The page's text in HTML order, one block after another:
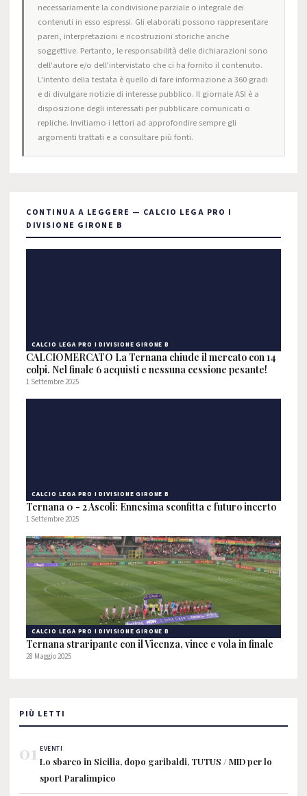
necessariamente la condivisione parziale o integrale dei
contenuti in esso espressi. Gli elaborati possono rappresentare
pareri, interpretazioni e ricostruzioni storiche anche
soggettive. Pertanto, le responsabilità delle dichiarazioni sono
dell'autore e/o dell'intervistato che ci ha fornito il contenuto.
L'intento della testata è quello di fare informazione a 360 gradi
e di divulgare notizie di interesse pubblico. Il giornale ASI è a
disposizione degli interessati per pubblicare comunicati o
repliche. Invitiamo i lettori ad approfondire sempre gli
argomenti trattati e a consultare più fonti.
CONTINUA A LEGGERE — CALCIO LEGA PRO I
DIVISIONE GIRONE B
CALCIO LEGA PRO I DIVISIONE GIRONE B
CALCIOMERCATO La Ternana chiude il mercato con 14
colpi. Nel finale 6 acquisti e nessuna cessione pesante!
1 Settembre 2025
CALCIO LEGA PRO I DIVISIONE GIRONE B
Ternana 0 - 2 Ascoli: Ennesima sconfitta e futuro incerto
1 Settembre 2025
CALCIO LEGA PRO I DIVISIONE GIRONE B
Ternana straripante con il Vicenza, vince e vola in finale
28 Maggio 2025
PIÙ LETTI
01 EVENTI
Lo sbarco in Sicilia, dopo garibaldi, TUTUS / MID per lo
sport Paralimpico